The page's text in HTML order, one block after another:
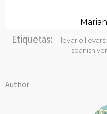
Etiquetas: llevar o
spanish
Author